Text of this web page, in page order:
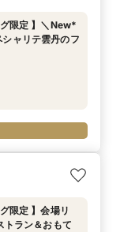
限定 】＼New*
ャリテ雲丹のフ
限定 】会場リ
トラン＆おもて